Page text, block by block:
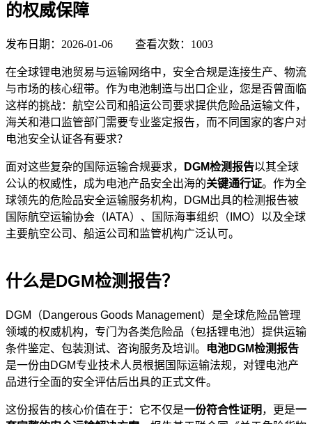
的权威保障
发布日期：2026-01-06 查看次数：1003
在全球锂电池贸易与运输网络中，安全合规是连接生产、物流
与市场的核心纽带。作为电池制造与出口企业，您是否曾面临
这样的挑战：航空公司和船运公司要求提供危险品运输文件，
海关和港口监管部门需要专业鉴定报告，而不同国家的客户对
电池安全认证各有要求？
面对这些复杂的国际运输合规要求， DGM检测报告以其全球
公认的权威性，成为电池产品安全出海的关键通行证。作为全
球领先的危险品安全运输服务机构，DGM出具的检测报告被
国际航空运输协会（IATA）、国际海事组织（IMO）以及全球
主要航空公司、船运公司和监管机构广泛认可。
什么是DGM检测报告？
DGM（Dangerous Goods Management）是全球危险品管理
领域的权威机构，专门为各类危险品（包括锂电池）提供运输
条件鉴定、包装测试、咨询服务及培训。
电池DGM检测报告
是一份由DGM专业技术人员根据国际运输法规，对锂电池产
品进行全面的安全评估后出具的正式文件。
这份报告的核心价值在于：它不仅是一份符合性证明 ，更是一